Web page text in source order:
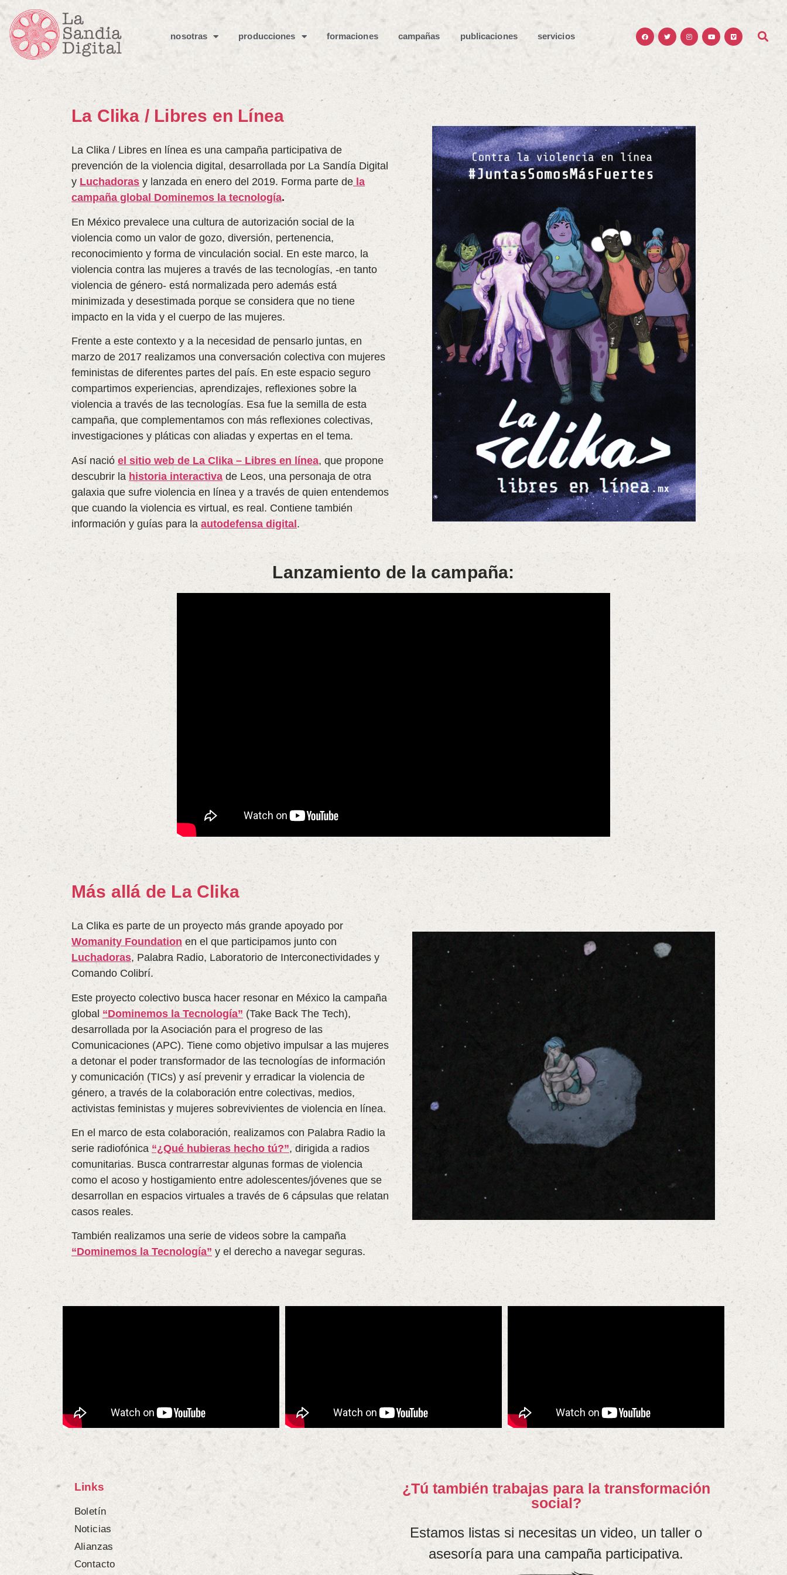
nosotras producciones formaciones campañas publicaciones servicios
La Clika / Libres en Línea
La Clika / Libres en línea es una campaña participativa de
prevención de la violencia digital, desarrollada por La Sandía Digital
y Luchadoras y lanzada en enero del 2019. Forma parte de la
campaña global Dominemos la tecnología.
En México prevalece una cultura de autorización social de la
violencia como un valor de gozo, diversión, pertenencia,
reconocimiento y forma de vinculación social. En este marco, la
violencia contra las mujeres a través de las tecnologías, -en tanto
violencia de género- está normalizada pero además está
minimizada y desestimada porque se considera que no tiene
impacto en la vida y el cuerpo de las mujeres.
Frente a este contexto y a la necesidad de pensarlo juntas, en
marzo de 2017 realizamos una conversación colectiva con mujeres
feministas de diferentes partes del país. En este espacio seguro
compartimos experiencias, aprendizajes, reflexiones sobre la
violencia a través de las tecnologías. Esa fue la semilla de esta
campaña, que complementamos con más reflexiones colectivas,
investigaciones y pláticas con aliadas y expertas en el tema.
Así nació el sitio web de La Clika – Libres en línea, que propone
descubrir la historia interactivade Leos, una personaja de otra
galaxia que sufre violencia en línea y a través de quien entendemos
que cuando la violencia es virtual, es real. Contiene también
información y guías para la autodefensa digital.
Lanzamiento de la campaña:
Más allá de La Clika
La Clika es parte de un proyecto más grande apoyado por
Womanity Foundation en el que participamos junto con
Luchadoras, Palabra Radio, Laboratorio de Interconectividades y
Comando Colibrí.
Este proyecto colectivo busca hacer resonar en México la campaña
global “Dominemos la Tecnología” (Take Back The Tech),
desarrollada por la Asociación para el progreso de las
Comunicaciones (APC). Tiene como objetivo impulsar a las mujeres
a detonar el poder transformador de las tecnologías de información
y comunicación (TICs) y así prevenir y erradicar la violencia de
género, a través de la colaboración entre colectivas, medios,
activistas feministas y mujeres sobrevivientes de violencia en línea.
En el marco de esta colaboración, realizamos con Palabra Radio la
serie radiofónica “¿Qué hubieras hecho tú?”, dirigida a radios
comunitarias. Busca contrarrestar algunas formas de violencia
como el acoso y hostigamiento entre adolescentes/jóvenes que se
desarrollan en espacios virtuales a través de 6 cápsulas que relatan
casos reales.
También realizamos una serie de videos sobre la campaña
“Dominemos la Tecnología” y el derecho a navegar seguras.
Links
Boletín
Noticias
Alianzas
Contacto
¿Tú también trabajas para la transformación
social?
Estamos listas si necesitas un video, un taller o
asesoría para una campaña participativa.